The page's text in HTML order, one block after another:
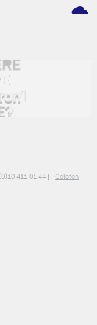
M
411 01 44 | | Colofon